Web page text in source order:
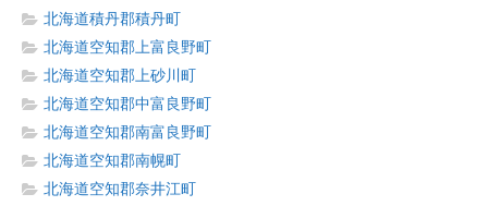
北海道積丹郡積丹町
北海道空知郡上富良野町
北海道空知郡上砂川町
北海道空知郡中富良野町
北海道空知郡南富良野町
北海道空知郡南幌町
北海道空知郡奈井江町